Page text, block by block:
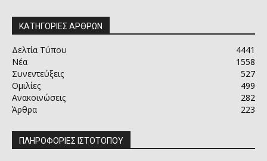
ΚΑΤΗΓΟΡΙΕΣ ΑΡΘΡΩΝ
Δελτία Τύπου
4441
Νέα
1558
Συνεντεύξεις
527
Ομιλίες
499
Ανακοινώσεις
282
Άρθρα
223
ΠΛΗΡΟΦΟΡΙΕΣ ΙΣΤΟΤΟΠΟΥ